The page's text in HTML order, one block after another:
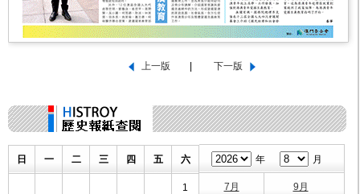
日 一 二 三 四 五 六
1
年 月
7月 9月